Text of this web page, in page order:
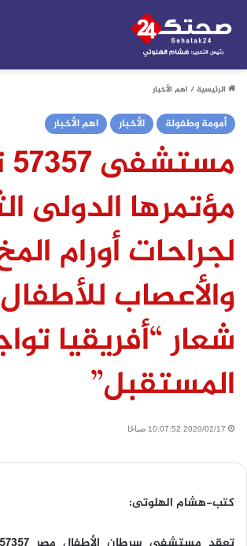
الرئيسية/ اهم الأخبار
أمومة وطفولة الأخبار اهم الأخبار
مؤتمرها الدولى
لجراحات أورام
والأعصاب
شعار “أفريقيا
المستقبل”
2020/02/17 10:07:52 صباحًا
كتب-هشام الهلوتى: